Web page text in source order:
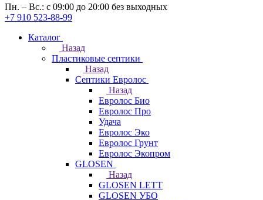
Пн. – Вс.: с 09:00 до 20:00 без выходных
+7 910 523-88-99
Каталог
Назад
Пластиковые септики
Назад
Септики Евролос
Назад
Евролос Био
Евролос Про
Удача
Евролос Эко
Евролос Грунт
Евролос Экопром
GLOSEN
Назад
GLOSEN LETT
GLOSEN УБО